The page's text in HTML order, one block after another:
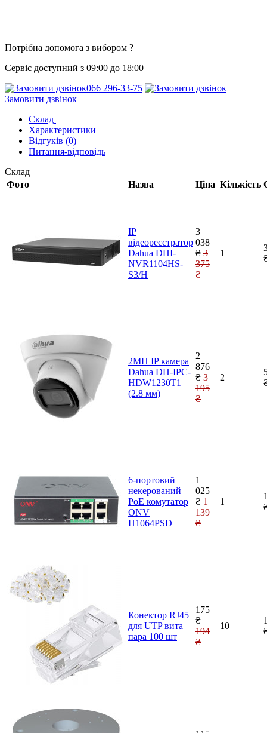
Потрібна допомога з вибором ?
Сервіс доступний з 09:00 до 18:00
066 296-33-75
Замовити дзвінок
Cклад
Характеристики
Відгуків (0)
Питання-відповідь
Cклад
Фото
Назва Ціна Кількість
IP
відеореєстратор
Dahua DHI-
NVR1104HS-
S3/H
3
038
₴ 3
375
₴
1
2MП IP камера
Dahua DH-IPC-
HDW1230T1
(2.8 мм)
2
876
₴ 3
195
₴
2
6-портовий
некерований
PoE комутатор
ONV
H1064PSD
1
025
₴ 1
139
₴
1
Конектор RJ45
для UTP вита
пара 100 шт
175
₴
194
₴
10